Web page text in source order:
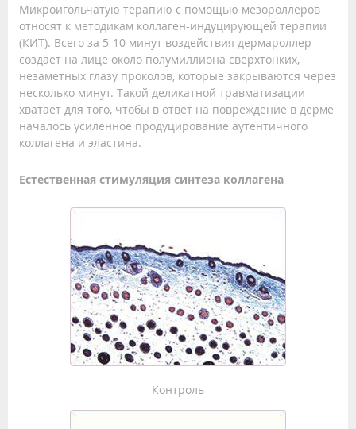
Микроигольчатую терапию с помощью мезороллеров
относят к методикам коллаген-индуцирующей терапии
(КИТ). Всего за 5-10 минут воздействия дермароллер
создает на лице около полумиллиона сверхтонких,
незаметных глазу проколов, которые закрываются через
несколько минут. Такой деликатной травматизации
хватает для того, чтобы в ответ на повреждение в дерме
началось усиленное продуцирование аутентичного
коллагена и эластина.
Естественная стимуляция синтеза коллагена
Контроль